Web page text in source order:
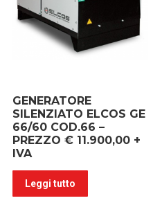
GENERATORE
SILENZIATO ELCOS GE
66/60 COD.66 –
PREZZO € 11.900,00 +
IVA
Leggi tutto